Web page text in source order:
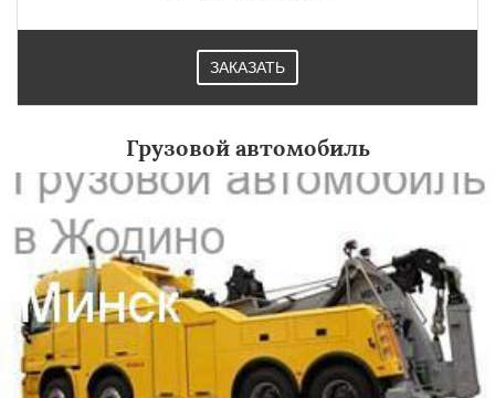
ЗАКАЗАТЬ
Грузовой автомобиль
Даю согласие на обработку персональных данных